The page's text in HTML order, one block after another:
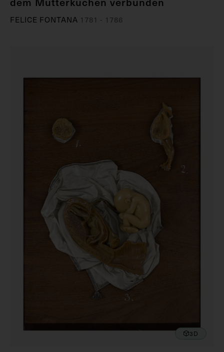
FELICE FONTANA 1781 - 1786
3D